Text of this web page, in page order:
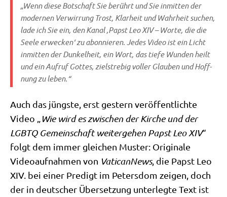
„Wenn die­se Bot­schaft Sie berührt und Sie inmit­ten der
moder­nen Ver­wir­rung Trost, Klar­heit und Wahr­heit suchen,
lade ich Sie ein, den Kanal ‚Papst Leo XIV – Wor­te, die die
See­le erwecken‘ zu abon­nie­ren. Jedes Video ist ein Licht
inmit­ten der Dun­kel­heit, ein Wort, das tie­fe Wun­den heilt
und ein Auf­ruf Got­tes, ziel­stre­big vol­ler Glau­ben und Hoff­
nung zu leben.“
Auch das jüng­ste, erst gestern ver­öf­fent­lich­te
Video „
Wie wird es zwi­schen der Kir­che und der
LGBTQ Gemein­schaft wei­ter­ge­hen Papst Leo XIV“
folgt dem immer glei­chen Muster: Ori­gi­na­le
Video­auf­nah­men von Vati­can­News, die Papst Leo
XIV. bei einer Pre­digt im Peters­dom zei­gen, doch
der in deut­scher Über­set­zung unter­leg­te Text ist